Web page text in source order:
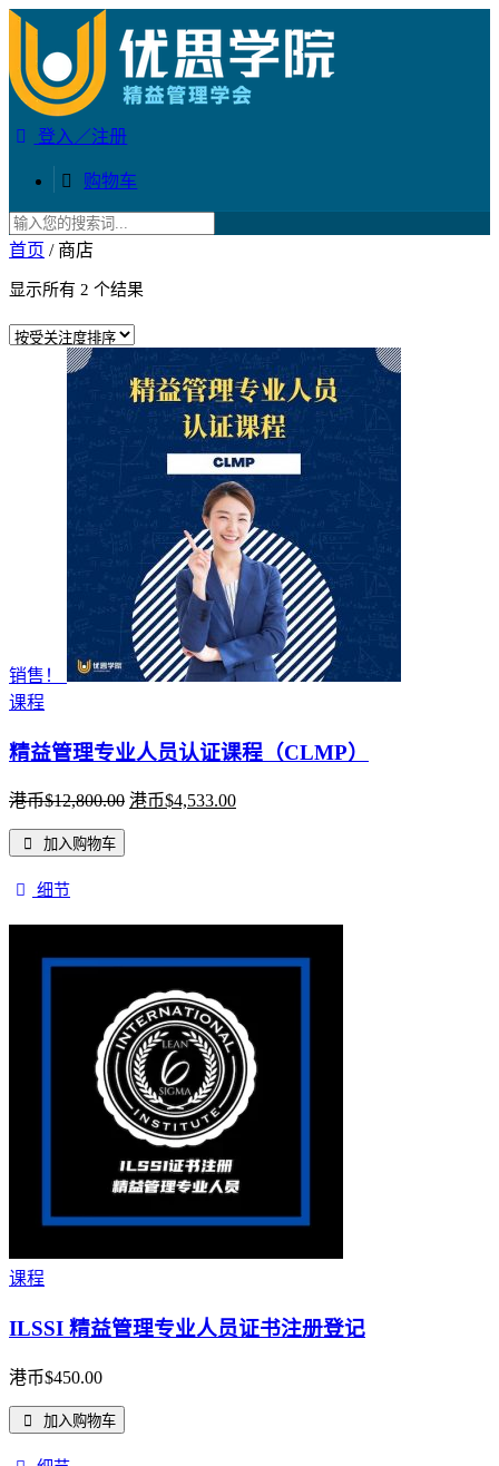
登入／注册
购物车
首页 / 商店
显示所有 2 个结果
销售！
课程
精益管理专业人员认证课程（CLMP）
港币$12,800.00 港币$4,533.00
加入购物车
细节
课程
ILSSI 精益管理专业人员证书注册登记
港币$450.00
加入购物车